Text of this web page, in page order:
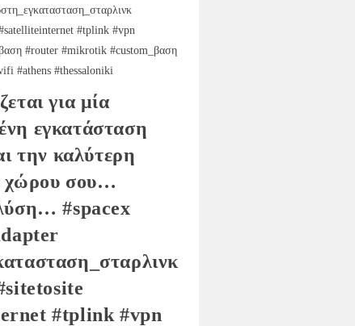
για μία
εγκατάσταση
την καλύτερη
χώρου σου…
#spacex
#tplink #vpn